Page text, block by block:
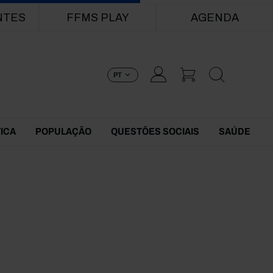
FFMS PLAY AGENDA
PT
POPULAÇÃO QUESTÕES SOCIAIS SAÚDE